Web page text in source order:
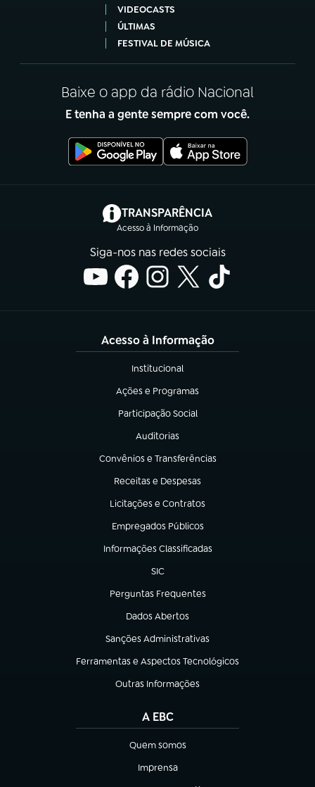
VIDEOCASTS
ÚLTIMAS
FESTIVAL DE MÚSICA
Baixe o app da rádio Nacional
E tenha a gente sempre com você.
TRANSPARÊNCIA
Acesso à Informação
(abre em nova aba)
Siga-nos nas redes sociais
Acesso à Informação
Institucional
(abre em nova aba)
Ações e Programas
(abre em nova aba)
Participação Social
(abre em nova aba)
Auditorias
(abre em nova aba)
Convênios e Transferências
(abre em nova aba)
Receitas e Despesas
(abre em nova aba)
Licitações e Contratos
(abre em nova aba)
Empregados Públicos
(abre em nova aba)
Informações Classificadas
(abre em nova aba)
SIC
(abre em nova aba)
Perguntas Frequentes
(abre em nova aba)
Dados Abertos
(abre em nova aba)
Sanções Administrativas
(abre em nova aba)
Ferramentas e Aspectos Tecnológicos
(abre em nova aba)
Outras Informações
(abre em nova aba)
A EBC
Quem somos
(abre em nova aba)
Imprensa
(abre em nova aba)